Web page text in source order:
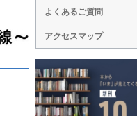
よくあるご質問
アクセスマップ